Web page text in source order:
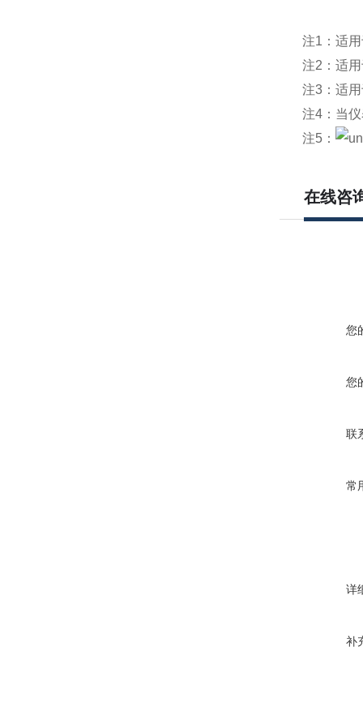
注1：适
注2：适
注3：适
注4：当
注5：
在线咨
您
您
联
常
详
补